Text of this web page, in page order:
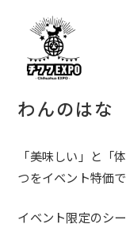
わんのはな
「美味しい」と「
つをイベント特価で
イベント限定のシ